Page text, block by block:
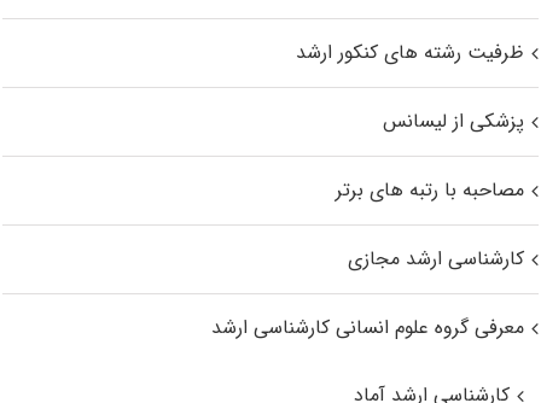
ظرفیت رشته های کنکور ارشد
پزشکی از لیسانس
مصاحبه با رتبه های برتر
کارشناسی ارشد مجازی
معرفی گروه علوم انسانی کارشناسی ارشد
کارشناسی ارشد آماد